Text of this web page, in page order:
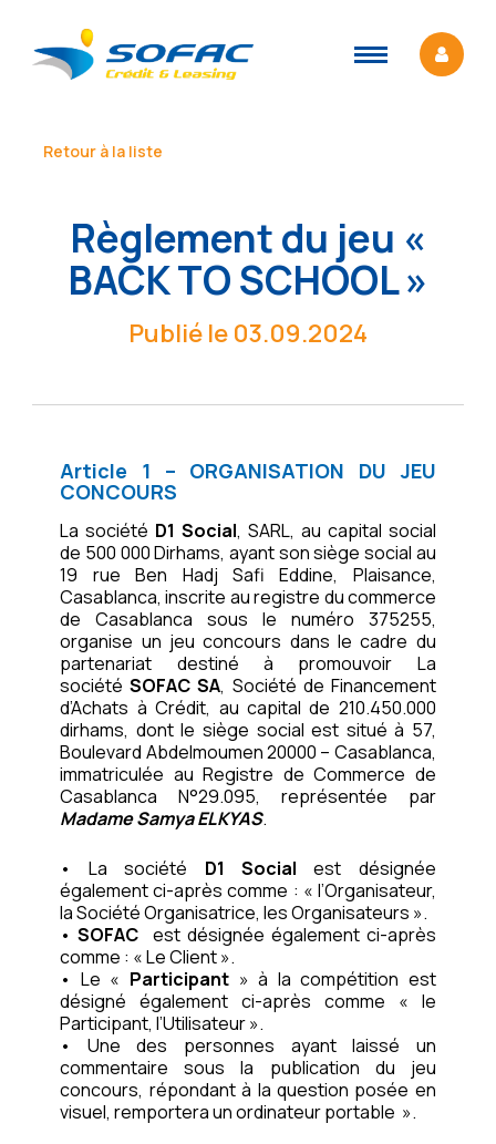
Retour à la liste
Règlement du jeu «
BACK TO SCHOOL »
Publié le 03.09.2024
Article 1 – ORGANISATION DU JEU
CONCOURS
La société D1 Social, SARL, au capital social
de 500 000 Dirhams, ayant son siège social au
19 rue Ben Hadj Safi Eddine, Plaisance,
Casablanca, inscrite au registre du commerce
de Casablanca sous le numéro 375255,
organise un jeu concours dans le cadre du
partenariat destiné à promouvoir La
sociétéSOFAC SA, Société de Financement
d’Achats à Crédit, au capital de 210.450.000
dirhams, dont le siège social est situé à 57,
Boulevard Abdelmoumen 20000 – Casablanca,
immatriculée au Registre de Commerce de
Casablanca N°29.095, représentée par
Madame Samya ELKYAS.
• La société D1 Social est désignée
également ci-après comme : « l’Organisateur,
la Société Organisatrice, les Organisateurs ».
•SOFAC est désignée également ci-après
comme : « Le Client ».
• Le « Participant» à la compétition est
désigné également ci-après comme « le
Participant, l’Utilisateur ».
• Une des personnes ayant laissé un
commentaire sous la publication du jeu
concours, répondant à la question posée en
visuel, remportera un ordinateur portable ».